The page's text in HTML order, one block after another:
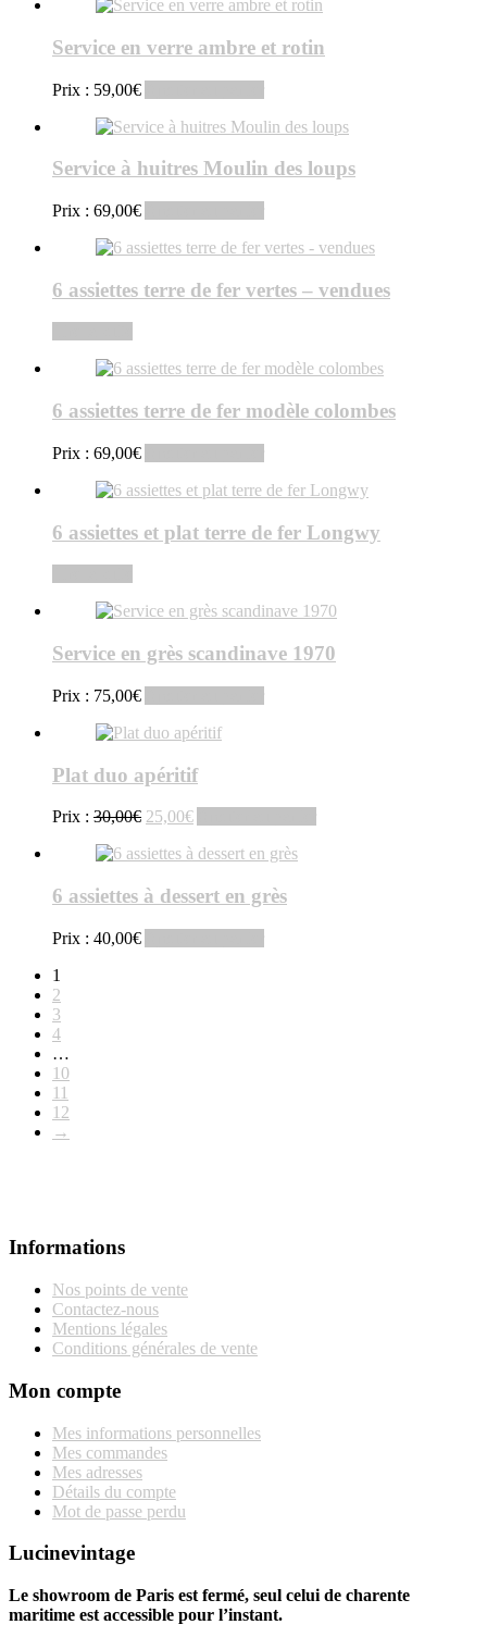
Service en verre ambre et rotin
Prix : 59,00€
Service à huitres Moulin des loups
Prix : 69,00€
6 assiettes terre de fer vertes – vendues
6 assiettes terre de fer modèle colombes
Prix : 69,00€
6 assiettes et plat terre de fer Longwy
Service en grès scandinave 1970
Prix : 75,00€
Plat duo apéritif
Prix : 30,00€ Le
initial
30,00€.
25,00€Le
actuel
25,00€.
6 assiettes à dessert en grès
Prix : 40,00€
1
2
3
4
…
10
11
12
→
Informations
Nos points de vente
Contactez-nous
Mentions légales
Conditions générales de vente
Mon compte
Mes informations personnelles
Mes commandes
Mes adresses
Détails du compte
Mot de passe perdu
Lucinevintage
Le showroom de Paris est fermé, seul celui de charente
maritime est accessible pour l’instant.